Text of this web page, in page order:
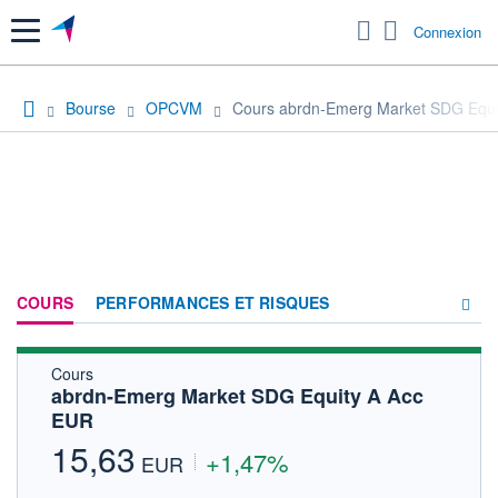
Menu Connexion
Bourse OPCVM Cours abrdn-Emerg Market SDG
COURS PERFORMANCES ET RISQUES
FORUM
Cours
abrdn-Emerg Market SDG Equity A Acc
EUR
15,63 EUR +1,47%